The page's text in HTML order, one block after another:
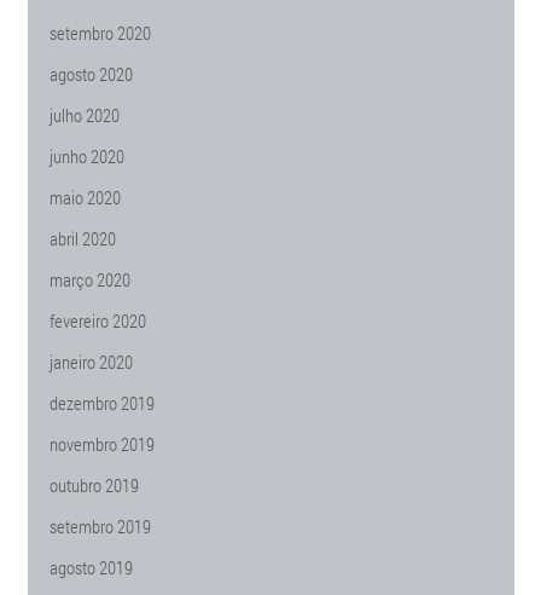
setembro 2020
agosto 2020
julho 2020
junho 2020
maio 2020
abril 2020
março 2020
fevereiro 2020
janeiro 2020
dezembro 2019
novembro 2019
outubro 2019
setembro 2019
agosto 2019